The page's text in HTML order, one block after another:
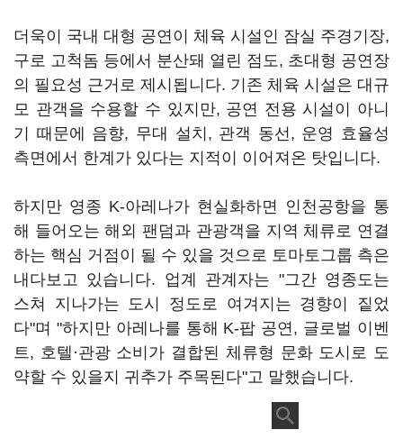
더욱이 국내 대형 공연이 체육 시설인 잠실 주경기장,
구로 고척돔 등에서 분산돼 열린 점도, 초대형 공연장
의 필요성 근거로 제시됩니다. 기존 체육 시설은 대규
모 관객을 수용할 수 있지만, 공연 전용 시설이 아니
기 때문에 음향, 무대 설치, 관객 동선, 운영 효율성
측면에서 한계가 있다는 지적이 이어져온 탓입니다.
하지만 영종 K-아레나가 현실화하면 인천공항을 통
해 들어오는 해외 팬덤과 관광객을 지역 체류로 연결
하는 핵심 거점이 될 수 있을 것으로 토마토그룹 측은
내다보고 있습니다. 업계 관계자는 "그간 영종도는
스쳐 지나가는 도시 정도로 여겨지는 경향이 짙었
다"며 "하지만 아레나를 통해 K-팝 공연, 글로벌 이벤
트, 호텔·관광 소비가 결합된 체류형 문화 도시로 도
약할 수 있을지 귀추가 주목된다"고 말했습니다.